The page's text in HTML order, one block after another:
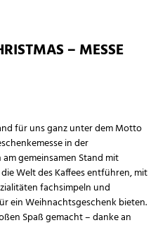
– MESSE
für uns ganz unter dem Motto
in der
gemeinsamen Stand mit
Welt des Kaffees entführen, mit
fachsimpeln und
ein Weihnachtsgeschenk bieten.
Spaß gemacht – danke an